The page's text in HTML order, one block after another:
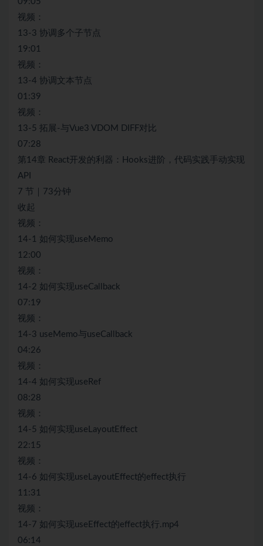
视频：
13-3 协调多个子节点
19:01
视频：
13-4 协调文本节点
01:39
视频：
13-5 拓展-与Vue3 VDOM DIFF对比
07:28
第14章 React开发的利器：Hooks进阶，代码实践手动实现
API
7 节｜73分钟
收起
视频：
14-1 如何实现useMemo
12:00
视频：
14-2 如何实现useCallback
07:19
视频：
14-3 useMemo与useCallback
04:26
视频：
14-4 如何实现useRef
08:28
视频：
14-5 如何实现useLayoutEffect
22:15
视频：
14-6 如何实现useLayoutEffect的effect执行
11:31
视频：
14-7 如何实现useEffect的effect执行.mp4
06:14